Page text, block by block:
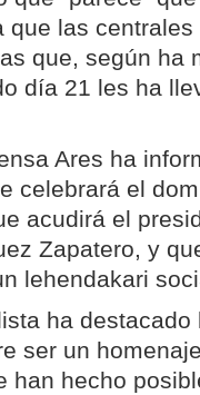
que las
que, según ha
día 21 les ha
Ares ha
celebrará el
acudirá el
Zapatero, y
lehendakari
ha
ser un
han hecho